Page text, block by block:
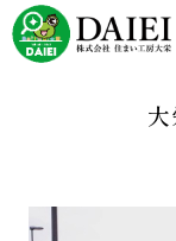
ご依頼の流れ